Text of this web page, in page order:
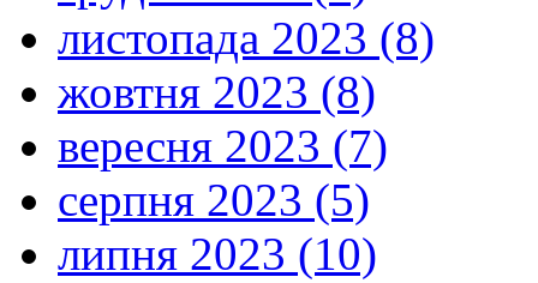
листопада 2023 (8)
жовтня 2023 (8)
вересня 2023 (7)
серпня 2023 (5)
липня 2023 (10)